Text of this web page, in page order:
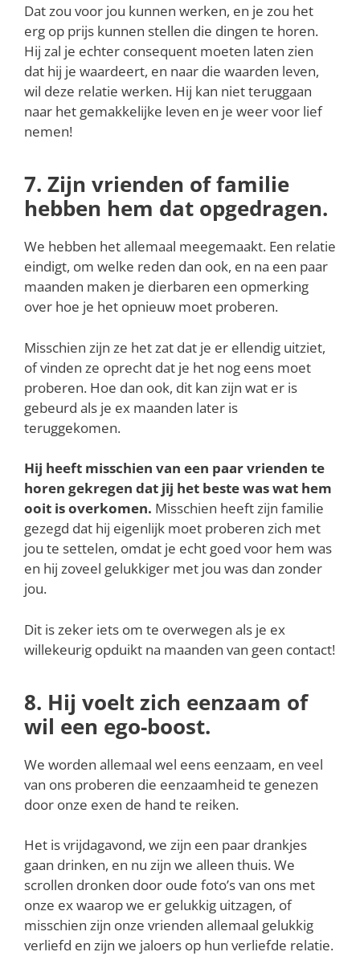
Dat zou voor jou kunnen werken, en je zou het
erg op prijs kunnen stellen die dingen te horen.
Hij zal je echter consequent moeten laten zien
dat hij je waardeert, en naar die waarden leven,
wil deze relatie werken. Hij kan niet teruggaan
naar het gemakkelijke leven en je weer voor lief
nemen!
7. Zijn vrienden of familie
hebben hem dat opgedragen.
We hebben het allemaal meegemaakt. Een relatie
eindigt, om welke reden dan ook, en na een paar
maanden maken je dierbaren een opmerking
over hoe je het opnieuw moet proberen.
Misschien zijn ze het zat dat je er ellendig uitziet,
of vinden ze oprecht dat je het nog eens moet
proberen. Hoe dan ook, dit kan zijn wat er is
gebeurd als je ex maanden later is
teruggekomen.
Hij heeft misschien van een paar vrienden te
horen gekregen dat jij het beste was wat hem
ooit is overkomen. Misschien heeft zijn familie
gezegd dat hij eigenlijk moet proberen zich met
jou te settelen, omdat je echt goed voor hem was
en hij zoveel gelukkiger met jou was dan zonder
jou.
Dit is zeker iets om te overwegen als je ex
willekeurig opduikt na maanden van geen contact!
8. Hij voelt zich eenzaam of
wil een ego-boost.
We worden allemaal wel eens eenzaam, en veel
van ons proberen die eenzaamheid te genezen
door onze exen de hand te reiken.
Het is vrijdagavond, we zijn een paar drankjes
gaan drinken, en nu zijn we alleen thuis. We
scrollen dronken door oude foto’s van ons met
onze ex waarop we er gelukkig uitzagen, of
misschien zijn onze vrienden allemaal gelukkig
verliefd en zijn we jaloers op hun verliefde relatie.